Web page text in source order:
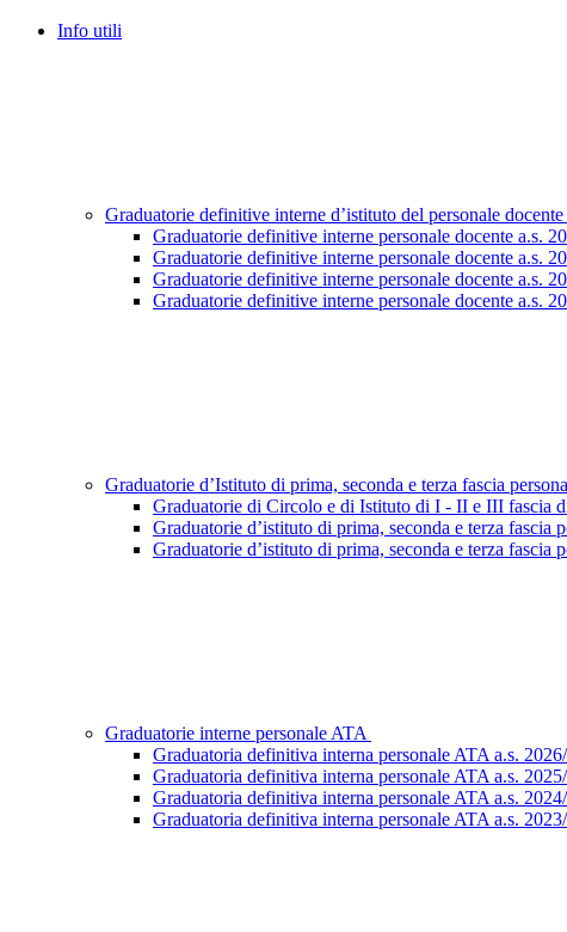
Info utili
Graduatorie definitive interne d’istituto del personale docente
Graduatorie definitive interne personale docente a.s.
Graduatorie definitive interne personale docente a.s.
Graduatorie definitive interne personale docente a.s.
Graduatorie definitive interne personale docente a.s.
Graduatorie d’Istituto di prima, seconda e terza fascia
Graduatorie di Circolo e di Istituto di I - II e III fascia
Graduatorie d’istituto di prima, seconda e terza fascia
Graduatorie d’istituto di prima, seconda e terza fascia
Graduatorie interne personale ATA
Graduatoria definitiva interna personale ATA a.s.
Graduatoria definitiva interna personale ATA a.s.
Graduatoria definitiva interna personale ATA a.s.
Graduatoria definitiva interna personale ATA a.s.